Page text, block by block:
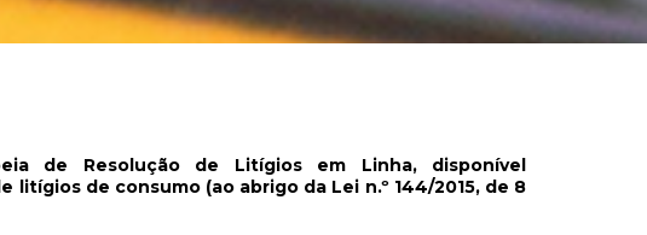
de Resolução de Litígios em Linha, disponível
de consumo (ao abrigo da Lei n.º 144/2015, de 8